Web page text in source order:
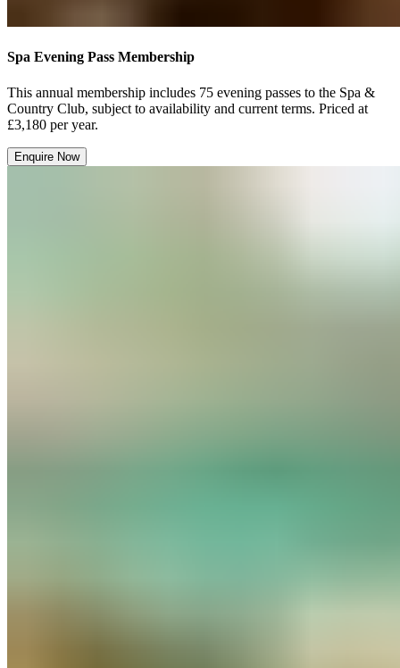
Spa Evening Pass Membership​​​​‌ ‍ ​‍​‍‌‍ ‌ ​‍‌‍‍‌‌‍‌ ‌‍‍‌‌‍ ‍​‍​‍​ ‍‍​‍​‍‌ ​ ‌‍​‌‌‍ ‍‌‍‍‌‌ ‌​‌ ‍‌​‍ ‍‌‍‍‌‌‍ ​‍​‍​‍ ​​‍​‍‌‍‍​‌ ​‍‌‍‌‌‌‍‌‍​‍​‍​ ‍‍​‍​‍‌‍‍​‌ ‌​‌ ‌​‌ ​​‌ ​ ​ ‍‍​‍ ​‍ ‌‍ ​​‍ ‌‌‍​‌‌‍ ‍‌‍‌​​‍ ‌‌ ​‍​‍ ‌‌‍‍​‌‍ ‌ ‌​‌‍‌‌‌‍ ​‌ ​ ​‍ ‌‌ ​ ‌ ‌​‌ ‌‌‌‍‌​‌‍‍‌‌‍ ​‍ ‍‌ ‌‍‌‍‌‌‌ ​‍‌‍​ ‌‍‌‌‌‍ ​​‍ ‍‌‍​‌‌ ​​‌ ​​​‍ ‌‍‍‌‌‍ ‍‌ ‌​‌‍‌‌‌‍ ‍‌ ‌​​‍ ‌‍‌‌‌‍‌​‌‍‍‌‌ ‌​​‍ ‌‍ ‌‌‍ ‌‍‌​‌‍‌‌​ ‌‌ ​​‌ ​‍‌‍‌‌‌ ​ ‌‍‌‌‌‍ ‍‌ ‌​‌‍​‌‌ ‌​‌‍‍‌‌‍ ‌‍ ‍​ ‍ ‌‍‍‌‌‍‌​​ ‌‌‍​‍​ ‍‌​ ‍‌‌‍‌​‌‍​‌​ ‍​​ ‌‍​ ‌​​‍ ‌​ ‌​​ ‌ ‌‍‌‌​ ‌‌​‍ ‌​ ‌​​ ‌‍​ ​​​ ​ ​‍ ‌​ ‍​​ ​‌​ ‌‍​ ‌ ​‍ ‌​ ​‌​ ‌‍​ ​ ‌‍​‌‌‍‌‍​ ‍​​ ​‌‌‍​‍​ ‍‌​ ​​‌‍‌‌‌‍​ ​ ‍ ‌ ‌​‌ ‍‌‌ ​​‌‍‌‌​ ‌‌‍‍​‌‍ ‌ ‌​‌‍‌‌‌‍ ​‌‌​ ‌‍‍‌‌ ‌​‌‍‌‌‌‌​​‌‍​‌‌‍‌ ‌‍‌‌​ ‍ ‌ ​​‌‍​‌‌ ‌​‌‍‍​​ ‌‌ ​​‌‍​‌‌‍‌ ‌‍‌‌‌​​‍‌ ‌‌‌‍‍‌‌‍ ​‌‍‌​‌‍‌‌‌ ​‍​‍‌‌​ ‌‌‌​​‍‌‌ ‌‍‍ ‌‍‌‌‌ ‍‌​‍‌‌​ ​ ‌​‌​​‍‌‌​ ​ ‌​‌​​‍‌‌​ ​‍​ ​‍‌‍‌‌​ ​​‌‍​‌‌‍‌‌​ ‌‌‌‍‌‍​ ​‍‌‍​ ‌‍‌‌‌‍‌‌​ ‌‌​ ‍​​‍‌‌​ ​‍​ ​‍​‍‌‌​ ‌‌‌​‌​​‍ ‍‌‍​ ‌‍ ‌‍ ‍‌ ‌​‌‍‌‌‌‍ ‍‌ ‌​​‍‌‌​ ‌‌‌​​‍‌‌ ‌‍‍ ‌‍‌‌‌ ‍‌​‍‌‌​ ​ ‌​‌​​‍‌‌​ ​ ‌​‌​​‍‌‌​ ​‍​ ​‍​ ‌​​ ‌ ‌‍​‍​ ​‍​ ‍‌‌‍​ ‌‍​‍‌‍‌‌​ ‌‍​ ‌‍‌‍‌‍​ ‌​​‍‌‌​ ​‍​ ​‍​‍‌‌​ ‌‌‌​‌​​‍ ‍‌ ‌​‌‍‍‌‌ ‌​‌‍ ​‌‍‌‌​ ‌‍​‍‌‍​‌‌ ​ ‌‍‌‌‌‌‌‌‌ ​‍‌‍ ​​ ‌‌‍‍​‌ ‌​‌ ‌​‌ ​​‌ ​ ​‍‌‌​ ​ ‌​​‌​‍‌‌​ ​‍‌​‌‍​‍‌‌​ ​‍‌​‌‍‌‍ ​​‍ ‌‌‍​‌‌‍ ‍‌‍‌​​‍ ‌‌ ​‍​‍ ‌‌‍‍​‌‍ ‌ ‌​‌‍‌‌‌‍ ​‌ ​ ​‍ ‌‌ ​ ‌ ‌​‌ ‌‌‌‍‌​‌‍‍‌‌‍ ​‍ ‍‌ ‌‍‌‍‌‌‌ ​‍‌‍​ ‌‍‌‌‌‍ ​​‍ ‍‌‍​‌‌ ​​‌ ​​​‍‌‍‌‍‍‌‌‍‌​​ ‌‌‍​‍​ ‍‌​ ‍‌‌‍‌​‌‍​‌​ ‍​​ ‌‍​ ‌​​‍ ‌​ ‌​​ ‌ ‌‍‌‌​ ‌‌​‍ ‌​ ‌​​ ‌‍​ ​​​ ​ ​‍ ‌​ ‍​​ ​‌​ ‌‍​ ‌ ​‍ ‌​ ​‌​ ‌‍​ ​ ‌‍​‌‌‍‌‍​ ‍​​ ​‌‌‍​‍​ ‍‌​ ​​‌‍‌‌‌‍​ ​‍‌‍‌ ‌​‌ ‍‌‌ ​​‌‍‌‌​ ‌‌‍‍​‌‍ ‌ ‌​‌‍‌‌‌‍ ​‌‌​ ‌‍‍‌‌ ‌​‌‍‌‌‌‌​​‌‍​‌‌‍‌ ‌‍‌‌​‍‌‍‌ ​​‌‍​‌‌ ‌​‌‍‍​​ ‌‌ ​​‌‍​‌‌‍‌ ‌‍‌‌‌​​‍‌ ‌‌‌‍‍‌‌‍ ​‌‍‌​‌‍‌‌‌ ​‍​‍‌‌​ ‌‌‌​​‍‌‌ ‌‍‍ ‌‍‌‌‌ ‍‌​‍‌‌​ ​ ‌​‌​​‍‌‌​ ​ ‌​‌​​‍‌‌​ ​‍​ ​‍‌‍‌‌​ ​​‌‍​‌‌‍‌‌​ ‌‌‌‍‌‍​ ​‍‌‍​ ‌‍‌‌‌‍‌‌​ ‌‌​ ‍​​‍‌‌​ ​‍​ ​‍​‍‌‌​ ‌‌‌​‌​​‍ ‍‌‍​ ‌‍ ‌‍ ‍‌ ‌​‌‍‌‌‌‍ ‍‌ ‌​​‍‌‌​ ‌‌‌​​‍‌‌ ‌‍‍ ‌‍‌‌‌ ‍‌​‍‌‌​ ​ ‌​‌​​‍‌‌​ ​ ‌​‌​​‍‌‌​ ​‍​ ​‍​ ‌​​ ‌ ‌‍​‍​ ​‍​ ‍‌‌‍​ ‌‍​‍‌‍‌‌​ ‌‍​ ‌‍‌‍‌‍​ ‌​​‍‌‌​ ​‍​ ​‍​‍‌‌​ ‌‌‌​‌​​‍ ‍‌ ‌​‌‍‍‌‌ ‌​‌‍ ​‌‍‌‌​‍‌‍‌ ​​‌‍‌‌‌ ​‍‌ ​ ‌ ​​‌‍‌‌‌‍​ ‌ ‌​‌‍‍‌‌ ‌‍‌‍‌‌​ ‌‌ ​​‌ ‌‌‌‍​‍‌‍ ​‌‍‍‌‌ ​ ‌‍‍​‌‍‌‌‌‍‌​​‍​‍‌ ‌
This annual membership ​​​​‌ ‍ ​‍​‍‌‍ ‌ ​‍‌‍‍‌‌‍‌ ‌‍‍‌‌‍ ‍​‍​‍​ ‍‍​‍​‍‌ ​ ‌‍​‌‌‍ ‍‌‍‍‌‌ ‌​‌ ‍‌​‍ ‍‌‍‍‌‌‍ ​‍​‍​‍ ​​‍​‍‌‍‍​‌ ​‍‌‍‌‌‌‍‌‍​‍​‍​ ‍‍​‍​‍‌‍‍​‌ ‌​‌ ‌​‌ ​​‌ ​ ​ ‍‍​‍ ​‍ ‌‍ ​​‍ ‌‌‍​‌‌‍ ‍‌‍‌​​‍ ‌‌ ​‍​‍ ‌‌‍‍​‌‍ ‌ ‌​‌‍‌‌‌‍ ​‌ ​ ​‍ ‌‌ ​ ‌ ‌​‌ ‌‌‌‍‌​‌‍‍‌‌‍ ​‍ ‍‌ ‌‍‌‍‌‌‌ ​‍‌‍​ ‌‍‌‌‌‍ ​​‍ ‍‌‍​‌‌ ​​‌ ​​​‍ ‌‍‍‌‌‍ ‍‌ ‌​‌‍‌‌‌‍ ‍‌ ‌​​‍ ‌‍‌‌‌‍‌​‌‍‍‌‌ ‌​​‍ ‌‍ ‌‌‍ ‌‍‌​‌‍‌‌​ ‌‌ ​​‌ ​‍‌‍‌‌‌ ​ ‌‍‌‌‌‍ ‍‌ ‌​‌‍​‌‌ ‌​‌‍‍‌‌‍ ‌‍ ‍​ ‍ ‌‍‍‌‌‍‌​​ ‌‌‍​‍​ ‍‌​ ‍‌‌‍‌​‌‍​‌​ ‍​​ ‌‍​ ‌​​‍ ‌​ ‌​​ ‌ ‌‍‌‌​ ‌‌​‍ ‌​ ‌​​ ‌‍​ ​​​ ​ ​‍ ‌​ ‍​​ ​‌​ ‌‍​ ‌ ​‍ ‌​ ​‌​ ‌‍​ ​ ‌‍​‌‌‍‌‍​ ‍​​ ​‌‌‍​‍​ ‍‌​ ​​‌‍‌‌‌‍​ ​ ‍ ‌ ‌​‌ ‍‌‌ ​​‌‍‌‌​ ‌‌‍‍​‌‍ ‌ ‌​‌‍‌‌‌‍ ​‌‌​ ‌‍‍‌‌ ‌​‌‍‌‌‌‌​​‌‍​‌‌‍‌ ‌‍‌‌​ ‍ ‌ ​​‌‍​‌‌ ‌​‌‍‍​​ ‌‌ ​​‌‍​‌‌‍‌ ‌‍‌‌‌​​‍‌ ‌‌‌‍‍‌‌‍ ​‌‍‌​‌‍‌‌‌ ​‍​‍‌‌​ ‌‌‌​​‍‌‌ ‌‍‍ ‌‍‌‌‌ ‍‌​‍‌‌​ ​ ‌​‌​​‍‌‌​ ​ ‌​‌​​‍‌‌​ ​‍​ ​‍​ ​‌​ ‌‍​ ​ ​ ‌ ‌‍​‌​ ​ ​ ​‌​ ‌‌​ ​‍​ ‌‌‌‍‌​​ ‌​​‍‌‌​ ​‍​ ​‍​‍‌‌​ ‌‌‌​‌​​‍ ‍‌ ​ ‌‍‌‌‌‍​ ‌ ‌​‌‍‍‌‌‍ ‌‍ ‍‌ ​ ​‍‌‌​ ‌‌‌​​‍‌‌ ‌‍‍ ‌‍‌‌‌ ‍‌​‍‌‌​ ​ ‌​‌​​‍‌‌​ ​ ‌​‌​​‍‌‌​ ​‍​ ​‍​ ​‌​ ‌​​ ‍‌​ ‌​​ ‌ ​ ‌‌‌‍‌‌​ ​ ​ ​​​ ‍‌​ ‍‌‌‍‌‍​‍‌‌​ ​‍​ ​‍​‍‌‌​ ‌‌‌​‌​​‍ ‍‌‍​‍‌‍ ‌‍‌​‌ ‍‌​‍‌‌​ ‌‌‌​​‍‌‌ ‌‍‍ ‌‍‌‌‌ ‍‌​‍‌‌​ ​ ‌​‌​​‍‌‌​ ​ ‌​‌​​‍‌‌​ ​‍​ ​‍​ ‍​‌‍‌​‌‍‌‌‌‍​‍​ ‌ ​ ​​​ ​ ​ ​‍‌‍‌‍‌‍‌‍​ ​‌​ ‍‌​‍‌‌​ ​‍​ ​‍​‍‌‌​ ‌‌‌​‌​​‍ ‍‌‍​ ‌‍‍​‌‍‍‌‌‍ ​‌‍‌​‌ ​‍‌‍‌‌‌‍ ‍​‍‌‌​ ‌‌‌​​‍‌‌ ‌‍‍ ‌‍‌‌‌ ‍‌​‍‌‌​ ​ ‌​‌​​‍‌‌​ ​ ‌​‌​​‍‌‌​ ​‍​ ​‍‌‍​‍‌‍​‌‌‍‌‌‌‍‌​​ ‍‌​ ‌​​ ‍​‌‍​‍‌‍‌​‌‍​ ​ ‌‌​ ‍​​‍‌‌​ ​‍​ ​‍​‍‌‌​ ‌‌‌​‌​​‍ ‍‌ ‌​‌‍‌‌‌ ‍​‌ ‌​​ ‌‍​‍‌‍​‌‌ ​ ‌‍‌‌‌‌‌‌‌ ​‍‌‍ ​​ ‌‌‍‍​‌ ‌​‌ ‌​‌ ​​‌ ​ ​‍‌‌​ ​ ‌​​‌​‍‌‌​ ​‍‌​‌‍​‍‌‌​ ​‍‌​‌‍‌‍ ​​‍ ‌‌‍​‌‌‍ ‍‌‍‌​​‍ ‌‌ ​‍​‍ ‌‌‍‍​‌‍ ‌ ‌​‌‍‌‌‌‍ ​‌ ​ ​‍ ‌‌ ​ ‌ ‌​‌ ‌‌‌‍‌​‌‍‍‌‌‍ ​‍ ‍‌ ‌‍‌‍‌‌‌ ​‍‌‍​ ‌‍‌‌‌‍ ​​‍ ‍‌‍​‌‌ ​​‌ ​​​‍‌‍‌‍‍‌‌‍‌​​ ‌‌‍​‍​ ‍‌​ ‍‌‌‍‌​‌‍​‌​ ‍​​ ‌‍​ ‌​​‍ ‌​ ‌​​ ‌ ‌‍‌‌​ ‌‌​‍ ‌​ ‌​​ ‌‍​ ​​​ ​ ​‍ ‌​ ‍​​ ​‌​ ‌‍​ ‌ ​‍ ‌​ ​‌​ ‌‍​ ​ ‌‍​‌‌‍‌‍​ ‍​​ ​‌‌‍​‍​ ‍‌​ ​​‌‍‌‌‌‍​ ​‍‌‍‌ ‌​‌ ‍‌‌ ​​‌‍‌‌​ ‌‌‍‍​‌‍ ‌ ‌​‌‍‌‌‌‍ ​‌‌​ ‌‍‍‌‌ ‌​‌‍‌‌‌‌​​‌‍​‌‌‍‌ ‌‍‌‌​‍‌‍‌ ​​‌‍​‌‌ ‌​‌‍‍​​ ‌‌ ​​‌‍​‌‌‍‌ ‌‍‌‌‌​​‍‌ ‌‌‌‍‍‌‌‍ ​‌‍‌​‌‍‌‌‌ ​‍​‍‌‌​ ‌‌‌​​‍‌‌ ‌‍‍ ‌‍‌‌‌ ‍‌​‍‌‌​ ​ ‌​‌​​‍‌‌​ ​ ‌​‌​​‍‌‌​ ​‍​ ​‍​ ​‌​ ‌‍​ ​ ​ ‌ ‌‍​‌​ ​ ​ ​‌​ ‌‌​ ​‍​ ‌‌‌‍‌​​ ‌​​‍‌‌​ ​‍​ ​‍​‍‌‌​ ‌‌‌​‌​​‍ ‍‌ ​ ‌‍‌‌‌‍​ ‌ ‌​‌‍‍‌‌‍ ‌‍ ‍‌ ​ ​‍‌‌​ ‌‌‌​​‍‌‌ ‌‍‍ ‌‍‌‌‌ ‍‌​‍‌‌​ ​ ‌​‌​​‍‌‌​ ​ ‌​‌​​‍‌‌​ ​‍​ ​‍​ ​‌​ ‌​​ ‍‌​ ‌​​ ‌ ​ ‌‌‌‍‌‌​ ​ ​ ​​​ ‍‌​ ‍‌‌‍‌‍​‍‌‌​ ​‍​ ​‍​‍‌‌​ ‌‌‌​‌​​‍ ‍‌‍​‍‌‍ ‌‍‌​‌ ‍‌​‍‌‌​ ‌‌‌​​‍‌‌ ‌‍‍ ‌‍‌‌‌ ‍‌​‍‌‌​ ​ ‌​‌​​‍‌‌​ ​ ‌​‌​​‍‌‌​ ​‍​ ​‍​ ‍​‌‍‌​‌‍‌‌‌‍​‍​ ‌ ​ ​​​ ​ ​ ​‍‌‍‌‍‌‍‌‍​ ​‌​ ‍‌​‍‌‌​ ​‍​ ​‍​‍‌‌​ ‌‌‌​‌​​‍ ‍‌‍​ ‌‍‍​‌‍‍‌‌‍ ​‌‍‌​‌ ​‍‌‍‌‌‌‍ ‍​‍‌‌​ ‌‌‌​​‍‌‌ ‌‍‍ ‌‍‌‌‌ ‍‌​‍‌‌​ ​ ‌​‌​​‍‌‌​ ​ ‌​‌​​‍‌‌​ ​‍​ ​‍‌‍​‍‌‍​‌‌‍‌‌‌‍‌​​ ‍‌​ ‌​​ ‍​‌‍​‍‌‍‌​‌‍​ ​ ‌‌​ ‍​​‍‌‌​ ​‍​ ​‍​‍‌‌​ ‌‌‌​‌​​‍ ‍‌ ‌​‌‍‌‌‌ ‍​‌ ‌​​‍‌‍‌ ​​‌‍‌‌‌ ​‍‌ ​ ‌ ​​‌‍‌‌‌‍​ ‌ ‌​‌‍‍‌‌ ‌‍‌‍‌‌​ ‌‌ ​​‌ ‌‌‌‍​‍‌‍ ​‌‍‍‌‌ ​ ‌‍‍​‌‍‌‌‌‍‌​​‍​‍‌ ‌includes 75 evening passes ​​​​‌ ‍ ​‍​‍‌‍ ‌ ​‍‌‍‍‌‌‍‌ ‌‍‍‌‌‍ ‍​‍​‍​ ‍‍​‍​‍‌ ​ ‌‍​‌‌‍ ‍‌‍‍‌‌ ‌​‌ ‍‌​‍ ‍‌‍‍‌‌‍ ​‍​‍​‍ ​​‍​‍‌‍‍​‌ ​‍‌‍‌‌‌‍‌‍​‍​‍​ ‍‍​‍​‍‌‍‍​‌ ‌​‌ ‌​‌ ​​‌ ​ ​ ‍‍​‍ ​‍ ‌‍ ​​‍ ‌‌‍​‌‌‍ ‍‌‍‌​​‍ ‌‌ ​‍​‍ ‌‌‍‍​‌‍ ‌ ‌​‌‍‌‌‌‍ ​‌ ​ ​‍ ‌‌ ​ ‌ ‌​‌ ‌‌‌‍‌​‌‍‍‌‌‍ ​‍ ‍‌ ‌‍‌‍‌‌‌ ​‍‌‍​ ‌‍‌‌‌‍ ​​‍ ‍‌‍​‌‌ ​​‌ ​​​‍ ‌‍‍‌‌‍ ‍‌ ‌​‌‍‌‌‌‍ ‍‌ ‌​​‍ ‌‍‌‌‌‍‌​‌‍‍‌‌ ‌​​‍ ‌‍ ‌‌‍ ‌‍‌​‌‍‌‌​ ‌‌ ​​‌ ​‍‌‍‌‌‌ ​ ‌‍‌‌‌‍ ‍‌ ‌​‌‍​‌‌ ‌​‌‍‍‌‌‍ ‌‍ ‍​ ‍ ‌‍‍‌‌‍‌​​ ‌‌‍​‍​ ‍‌​ ‍‌‌‍‌​‌‍​‌​ ‍​​ ‌‍​ ‌​​‍ ‌​ ‌​​ ‌ ‌‍‌‌​ ‌‌​‍ ‌​ ‌​​ ‌‍​ ​​​ ​ ​‍ ‌​ ‍​​ ​‌​ ‌‍​ ‌ ​‍ ‌​ ​‌​ ‌‍​ ​ ‌‍​‌‌‍‌‍​ ‍​​ ​‌‌‍​‍​ ‍‌​ ​​‌‍‌‌‌‍​ ​ ‍ ‌ ‌​‌ ‍‌‌ ​​‌‍‌‌​ ‌‌‍‍​‌‍ ‌ ‌​‌‍‌‌‌‍ ​‌‌​ ‌‍‍‌‌ ‌​‌‍‌‌‌‌​​‌‍​‌‌‍‌ ‌‍‌‌​ ‍ ‌ ​​‌‍​‌‌ ‌​‌‍‍​​ ‌‌ ​​‌‍​‌‌‍‌ ‌‍‌‌‌​​‍‌ ‌‌‌‍‍‌‌‍ ​‌‍‌​‌‍‌‌‌ ​‍​‍‌‌​ ‌‌‌​​‍‌‌ ‌‍‍ ‌‍‌‌‌ ‍‌​‍‌‌​ ​ ‌​‌​​‍‌‌​ ​ ‌​‌​​‍‌‌​ ​‍​ ​‍​ ​‌​ ‌‍​ ​ ​ ‌ ‌‍​‌​ ​ ​ ​‌​ ‌‌​ ​‍​ ‌‌‌‍‌​​ ‌​​‍‌‌​ ​‍​ ​‍​‍‌‌​ ‌‌‌​‌​​‍ ‍‌ ​ ‌‍‌‌‌‍​ ‌ ‌​‌‍‍‌‌‍ ‌‍ ‍‌ ​ ​‍‌‌​ ‌‌‌​​‍‌‌ ‌‍‍ ‌‍‌‌‌ ‍‌​‍‌‌​ ​ ‌​‌​​‍‌‌​ ​ ‌​‌​​‍‌‌​ ​‍​ ​‍​ ​‌​ ‌​​ ‍‌​ ‌​​ ‌ ​ ‌‌‌‍‌‌​ ​ ​ ​​​ ‍‌​ ‍‌‌‍‌‍​‍‌‌​ ​‍​ ​‍​‍‌‌​ ‌‌‌​‌​​‍ ‍‌‍​‍‌‍ ‌‍‌​‌ ‍‌​‍‌‌​ ‌‌‌​​‍‌‌ ‌‍‍ ‌‍‌‌‌ ‍‌​‍‌‌​ ​ ‌​‌​​‍‌‌​ ​ ‌​‌​​‍‌‌​ ​‍​ ​‍​ ​ ‌‍​ ​ ‍‌‌‍‌‍‌‍‌​‌‍​ ‌‍‌‍​ ‌‌​ ‌​​ ‌ ​ ‌‍​ ‍​​‍‌‌​ ​‍​ ​‍​‍‌‌​ ‌‌‌​‌​​‍ ‍‌‍​ ‌‍‍​‌‍‍‌‌‍ ​‌‍‌​‌ ​‍‌‍‌‌‌‍ ‍​‍‌‌​ ‌‌‌​​‍‌‌ ‌‍‍ ‌‍‌‌‌ ‍‌​‍‌‌​ ​ ‌​‌​​‍‌‌​ ​ ‌​‌​​‍‌‌​ ​‍​ ​‍‌‍‌​‌‍​ ​ ​‍​ ‌​​ ‍‌​ ‌​​ ‍‌‌‍​‍‌‍​ ​ ​​‌‍​‍​ ‌‌​‍‌‌​ ​‍​ ​‍​‍‌‌​ ‌‌‌​‌​​‍ ‍‌ ‌​‌‍‌‌‌ ‍​‌ ‌​​ ‌‍​‍‌‍​‌‌ ​ ‌‍‌‌‌‌‌‌‌ ​‍‌‍ ​​ ‌‌‍‍​‌ ‌​‌ ‌​‌ ​​‌ ​ ​‍‌‌​ ​ ‌​​‌​‍‌‌​ ​‍‌​‌‍​‍‌‌​ ​‍‌​‌‍‌‍ ​​‍ ‌‌‍​‌‌‍ ‍‌‍‌​​‍ ‌‌ ​‍​‍ ‌‌‍‍​‌‍ ‌ ‌​‌‍‌‌‌‍ ​‌ ​ ​‍ ‌‌ ​ ‌ ‌​‌ ‌‌‌‍‌​‌‍‍‌‌‍ ​‍ ‍‌ ‌‍‌‍‌‌‌ ​‍‌‍​ ‌‍‌‌‌‍ ​​‍ ‍‌‍​‌‌ ​​‌ ​​​‍‌‍‌‍‍‌‌‍‌​​ ‌‌‍​‍​ ‍‌​ ‍‌‌‍‌​‌‍​‌​ ‍​​ ‌‍​ ‌​​‍ ‌​ ‌​​ ‌ ‌‍‌‌​ ‌‌​‍ ‌​ ‌​​ ‌‍​ ​​​ ​ ​‍ ‌​ ‍​​ ​‌​ ‌‍​ ‌ ​‍ ‌​ ​‌​ ‌‍​ ​ ‌‍​‌‌‍‌‍​ ‍​​ ​‌‌‍​‍​ ‍‌​ ​​‌‍‌‌‌‍​ ​‍‌‍‌ ‌​‌ ‍‌‌ ​​‌‍‌‌​ ‌‌‍‍​‌‍ ‌ ‌​‌‍‌‌‌‍ ​‌‌​ ‌‍‍‌‌ ‌​‌‍‌‌‌‌​​‌‍​‌‌‍‌ ‌‍‌‌​‍‌‍‌ ​​‌‍​‌‌ ‌​‌‍‍​​ ‌‌ ​​‌‍​‌‌‍‌ ‌‍‌‌‌​​‍‌ ‌‌‌‍‍‌‌‍ ​‌‍‌​‌‍‌‌‌ ​‍​‍‌‌​ ‌‌‌​​‍‌‌ ‌‍‍ ‌‍‌‌‌ ‍‌​‍‌‌​ ​ ‌​‌​​‍‌‌​ ​ ‌​‌​​‍‌‌​ ​‍​ ​‍​ ​‌​ ‌‍​ ​ ​ ‌ ‌‍​‌​ ​ ​ ​‌​ ‌‌​ ​‍​ ‌‌‌‍‌​​ ‌​​‍‌‌​ ​‍​ ​‍​‍‌‌​ ‌‌‌​‌​​‍ ‍‌ ​ ‌‍‌‌‌‍​ ‌ ‌​‌‍‍‌‌‍ ‌‍ ‍‌ ​ ​‍‌‌​ ‌‌‌​​‍‌‌ ‌‍‍ ‌‍‌‌‌ ‍‌​‍‌‌​ ​ ‌​‌​​‍‌‌​ ​ ‌​‌​​‍‌‌​ ​‍​ ​‍​ ​‌​ ‌​​ ‍‌​ ‌​​ ‌ ​ ‌‌‌‍‌‌​ ​ ​ ​​​ ‍‌​ ‍‌‌‍‌‍​‍‌‌​ ​‍​ ​‍​‍‌‌​ ‌‌‌​‌​​‍ ‍‌‍​‍‌‍ ‌‍‌​‌ ‍‌​‍‌‌​ ‌‌‌​​‍‌‌ ‌‍‍ ‌‍‌‌‌ ‍‌​‍‌‌​ ​ ‌​‌​​‍‌‌​ ​ ‌​‌​​‍‌‌​ ​‍​ ​‍​ ​ ‌‍​ ​ ‍‌‌‍‌‍‌‍‌​‌‍​ ‌‍‌‍​ ‌‌​ ‌​​ ‌ ​ ‌‍​ ‍​​‍‌‌​ ​‍​ ​‍​‍‌‌​ ‌‌‌​‌​​‍ ‍‌‍​ ‌‍‍​‌‍‍‌‌‍ ​‌‍‌​‌ ​‍‌‍‌‌‌‍ ‍​‍‌‌​ ‌‌‌​​‍‌‌ ‌‍‍ ‌‍‌‌‌ ‍‌​‍‌‌​ ​ ‌​‌​​‍‌‌​ ​ ‌​‌​​‍‌‌​ ​‍​ ​‍‌‍‌​‌‍​ ​ ​‍​ ‌​​ ‍‌​ ‌​​ ‍‌‌‍​‍‌‍​ ​ ​​‌‍​‍​ ‌‌​‍‌‌​ ​‍​ ​‍​‍‌‌​ ‌‌‌​‌​​‍ ‍‌ ‌​‌‍‌‌‌ ‍​‌ ‌​​‍‌‍‌ ​​‌‍‌‌‌ ​‍‌ ​ ‌ ​​‌‍‌‌‌‍​ ‌ ‌​‌‍‍‌‌ ‌‍‌‍‌‌​ ‌‌ ​​‌ ‌‌‌‍​‍‌‍ ​‌‍‍‌‌ ​ ‌‍‍​‌‍‌‌‌‍‌​​‍​‍‌ ‌to the Spa & Country Club, subject to availability and current terms.​​​​‌ ‍ ​‍​‍‌‍ ‌ ​‍‌‍‍‌‌‍‌ ‌‍‍‌‌‍ ‍​‍​‍​ ‍‍​‍​‍‌ ​ ‌‍​‌‌‍ ‍‌‍‍‌‌ ‌​‌ ‍‌​‍ ‍‌‍‍‌‌‍ ​‍​‍​‍ ​​‍​‍‌‍‍​‌ ​‍‌‍‌‌‌‍‌‍​‍​‍​ ‍‍​‍​‍‌‍‍​‌ ‌​‌ ‌​‌ ​​‌ ​ ​ ‍‍​‍ ​‍ ‌‍ ​​‍ ‌‌‍​‌‌‍ ‍‌‍‌​​‍ ‌‌ ​‍​‍ ‌‌‍‍​‌‍ ‌ ‌​‌‍‌‌‌‍ ​‌ ​ ​‍ ‌‌ ​ ‌ ‌​‌ ‌‌‌‍‌​‌‍‍‌‌‍ ​‍ ‍‌ ‌‍‌‍‌‌‌ ​‍‌‍​ ‌‍‌‌‌‍ ​​‍ ‍‌‍​‌‌ ​​‌ ​​​‍ ‌‍‍‌‌‍ ‍‌ ‌​‌‍‌‌‌‍ ‍‌ ‌​​‍ ‌‍‌‌‌‍‌​‌‍‍‌‌ ‌​​‍ ‌‍ ‌‌‍ ‌‍‌​‌‍‌‌​ ‌‌ ​​‌ ​‍‌‍‌‌‌ ​ ‌‍‌‌‌‍ ‍‌ ‌​‌‍​‌‌ ‌​‌‍‍‌‌‍ ‌‍ ‍​ ‍ ‌‍‍‌‌‍‌​​ ‌‌‍​‍​ ‍‌​ ‍‌‌‍‌​‌‍​‌​ ‍​​ ‌‍​ ‌​​‍ ‌​ ‌​​ ‌ ‌‍‌‌​ ‌‌​‍ ‌​ ‌​​ ‌‍​ ​​​ ​ ​‍ ‌​ ‍​​ ​‌​ ‌‍​ ‌ ​‍ ‌​ ​‌​ ‌‍​ ​ ‌‍​‌‌‍‌‍​ ‍​​ ​‌‌‍​‍​ ‍‌​ ​​‌‍‌‌‌‍​ ​ ‍ ‌ ‌​‌ ‍‌‌ ​​‌‍‌‌​ ‌‌‍‍​‌‍ ‌ ‌​‌‍‌‌‌‍ ​‌‌​ ‌‍‍‌‌ ‌​‌‍‌‌‌‌​​‌‍​‌‌‍‌ ‌‍‌‌​ ‍ ‌ ​​‌‍​‌‌ ‌​‌‍‍​​ ‌‌ ​​‌‍​‌‌‍‌ ‌‍‌‌‌​​‍‌ ‌‌‌‍‍‌‌‍ ​‌‍‌​‌‍‌‌‌ ​‍​‍‌‌​ ‌‌‌​​‍‌‌ ‌‍‍ ‌‍‌‌‌ ‍‌​‍‌‌​ ​ ‌​‌​​‍‌‌​ ​ ‌​‌​​‍‌‌​ ​‍​ ​‍​ ​‌​ ‌‍​ ​ ​ ‌ ‌‍​‌​ ​ ​ ​‌​ ‌‌​ ​‍​ ‌‌‌‍‌​​ ‌​​‍‌‌​ ​‍​ ​‍​‍‌‌​ ‌‌‌​‌​​‍ ‍‌ ​ ‌‍‌‌‌‍​ ‌ ‌​‌‍‍‌‌‍ ‌‍ ‍‌ ​ ​‍‌‌​ ‌‌‌​​‍‌‌ ‌‍‍ ‌‍‌‌‌ ‍‌​‍‌‌​ ​ ‌​‌​​‍‌‌​ ​ ‌​‌​​‍‌‌​ ​‍​ ​‍​ ​‌​ ‌​​ ‍‌​ ‌​​ ‌ ​ ‌‌‌‍‌‌​ ​ ​ ​​​ ‍‌​ ‍‌‌‍‌‍​‍‌‌​ ​‍​ ​‍​‍‌‌​ ‌‌‌​‌​​‍ ‍‌‍​‍‌‍ ‌‍‌​‌ ‍‌​‍‌‌​ ‌‌‌​​‍‌‌ ‌‍‍ ‌‍‌‌‌ ‍‌​‍‌‌​ ​ ‌​‌​​‍‌‌​ ​ ‌​‌​​‍‌‌​ ​‍​ ​‍​ ​ ‌‍​ ​ ‍‌‌‍‌‍‌‍‌​‌‍​ ‌‍‌‍​ ‌‌​ ‌​​ ‌ ​ ‌‍​ ‍​​‍‌‌​ ​‍​ ​‍​‍‌‌​ ‌‌‌​‌​​‍ ‍‌‍​ ‌‍‍​‌‍‍‌‌‍ ​‌‍‌​‌ ​‍‌‍‌‌‌‍ ‍​‍‌‌​ ‌‌‌​​‍‌‌ ‌‍‍ ‌‍‌‌‌ ‍‌​‍‌‌​ ​ ‌​‌​​‍‌‌​ ​ ‌​‌​​‍‌‌​ ​‍​ ​‍‌‍‌​​ ‌‍‌‍​‌​ ‌‍​ ‌‌‌‍‌​​ ‌​​ ‍​​ ‍​‌‍‌‌‌‍​‌‌‍​‌​‍‌‌​ ​‍​ ​‍​‍‌‌​ ‌‌‌​‌​​‍ ‍‌ ‌​‌‍‌‌‌ ‍​‌ ‌​​ ‌‍​‍‌‍​‌‌ ​ ‌‍‌‌‌‌‌‌‌ ​‍‌‍ ​​ ‌‌‍‍​‌ ‌​‌ ‌​‌ ​​‌ ​ ​‍‌‌​ ​ ‌​​‌​‍‌‌​ ​‍‌​‌‍​‍‌‌​ ​‍‌​‌‍‌‍ ​​‍ ‌‌‍​‌‌‍ ‍‌‍‌​​‍ ‌‌ ​‍​‍ ‌‌‍‍​‌‍ ‌ ‌​‌‍‌‌‌‍ ​‌ ​ ​‍ ‌‌ ​ ‌ ‌​‌ ‌‌‌‍‌​‌‍‍‌‌‍ ​‍ ‍‌ ‌‍‌‍‌‌‌ ​‍‌‍​ ‌‍‌‌‌‍ ​​‍ ‍‌‍​‌‌ ​​‌ ​​​‍‌‍‌‍‍‌‌‍‌​​ ‌‌‍​‍​ ‍‌​ ‍‌‌‍‌​‌‍​‌​ ‍​​ ‌‍​ ‌​​‍ ‌​ ‌​​ ‌ ‌‍‌‌​ ‌‌​‍ ‌​ ‌​​ ‌‍​ ​​​ ​ ​‍ ‌​ ‍​​ ​‌​ ‌‍​ ‌ ​‍ ‌​ ​‌​ ‌‍​ ​ ‌‍​‌‌‍‌‍​ ‍​​ ​‌‌‍​‍​ ‍‌​ ​​‌‍‌‌‌‍​ ​‍‌‍‌ ‌​‌ ‍‌‌ ​​‌‍‌‌​ ‌‌‍‍​‌‍ ‌ ‌​‌‍‌‌‌‍ ​‌‌​ ‌‍‍‌‌ ‌​‌‍‌‌‌‌​​‌‍​‌‌‍‌ ‌‍‌‌​‍‌‍‌ ​​‌‍​‌‌ ‌​‌‍‍​​ ‌‌ ​​‌‍​‌‌‍‌ ‌‍‌‌‌​​‍‌ ‌‌‌‍‍‌‌‍ ​‌‍‌​‌‍‌‌‌ ​‍​‍‌‌​ ‌‌‌​​‍‌‌ ‌‍‍ ‌‍‌‌‌ ‍‌​‍‌‌​ ​ ‌​‌​​‍‌‌​ ​ ‌​‌​​‍‌‌​ ​‍​ ​‍​ ​‌​ ‌‍​ ​ ​ ‌ ‌‍​‌​ ​ ​ ​‌​ ‌‌​ ​‍​ ‌‌‌‍‌​​ ‌​​‍‌‌​ ​‍​ ​‍​‍‌‌​ ‌‌‌​‌​​‍ ‍‌ ​ ‌‍‌‌‌‍​ ‌ ‌​‌‍‍‌‌‍ ‌‍ ‍‌ ​ ​‍‌‌​ ‌‌‌​​‍‌‌ ‌‍‍ ‌‍‌‌‌ ‍‌​‍‌‌​ ​ ‌​‌​​‍‌‌​ ​ ‌​‌​​‍‌‌​ ​‍​ ​‍​ ​‌​ ‌​​ ‍‌​ ‌​​ ‌ ​ ‌‌‌‍‌‌​ ​ ​ ​​​ ‍‌​ ‍‌‌‍‌‍​‍‌‌​ ​‍​ ​‍​‍‌‌​ ‌‌‌​‌​​‍ ‍‌‍​‍‌‍ ‌‍‌​‌ ‍‌​‍‌‌​ ‌‌‌​​‍‌‌ ‌‍‍ ‌‍‌‌‌ ‍‌​‍‌‌​ ​ ‌​‌​​‍‌‌​ ​ ‌​‌​​‍‌‌​ ​‍​ ​‍​ ​ ‌‍​ ​ ‍‌‌‍‌‍‌‍‌​‌‍​ ‌‍‌‍​ ‌‌​ ‌​​ ‌ ​ ‌‍​ ‍​​‍‌‌​ ​‍​ ​‍​‍‌‌​ ‌‌‌​‌​​‍ ‍‌‍​ ‌‍‍​‌‍‍‌‌‍ ​‌‍‌​‌ ​‍‌‍‌‌‌‍ ‍​‍‌‌​ ‌‌‌​​‍‌‌ ‌‍‍ ‌‍‌‌‌ ‍‌​‍‌‌​ ​ ‌​‌​​‍‌‌​ ​ ‌​‌​​‍‌‌​ ​‍​ ​‍‌‍‌​​ ‌‍‌‍​‌​ ‌‍​ ‌‌‌‍‌​​ ‌​​ ‍​​ ‍​‌‍‌‌‌‍​‌‌‍​‌​‍‌‌​ ​‍​ ​‍​‍‌‌​ ‌‌‌​‌​​‍ ‍‌ ‌​‌‍‌‌‌ ‍​‌ ‌​​‍‌‍‌ ​​‌‍‌‌‌ ​‍‌ ​ ‌ ​​‌‍‌‌‌‍​ ‌ ‌​‌‍‍‌‌ ‌‍‌‍‌‌​ ‌‌ ​​‌ ‌‌‌‍​‍‌‍ ​‌‍‍‌‌ ​ ‌‍‍​‌‍‌‌‌‍‌​​‍​‍‌ Priced at £3,180 per year. ​​​​‌ ‍ ​‍​‍‌‍ ‌ ​‍‌‍‍‌‌‍‌ ‌‍‍‌‌‍ ‍​‍​‍​ ‍‍​‍​‍‌ ​ ‌‍​‌‌‍ ‍‌‍‍‌‌ ‌​‌ ‍‌​‍ ‍‌‍‍‌‌‍ ​‍​‍​‍ ​​‍​‍‌‍‍​‌ ​‍‌‍‌‌‌‍‌‍​‍​‍​ ‍‍​‍​‍‌‍‍​‌ ‌​‌ ‌​‌ ​​‌ ​ ​ ‍‍​‍ ​‍ ‌‍ ​​‍ ‌‌‍​‌‌‍ ‍‌‍‌​​‍ ‌‌ ​‍​‍ ‌‌‍‍​‌‍ ‌ ‌​‌‍‌‌‌‍ ​‌ ​ ​‍ ‌‌ ​ ‌ ‌​‌ ‌‌‌‍‌​‌‍‍‌‌‍ ​‍ ‍‌ ‌‍‌‍‌‌‌ ​‍‌‍​ ‌‍‌‌‌‍ ​​‍ ‍‌‍​‌‌ ​​‌ ​​​‍ ‌‍‍‌‌‍ ‍‌ ‌​‌‍‌‌‌‍ ‍‌ ‌​​‍ ‌‍‌‌‌‍‌​‌‍‍‌‌ ‌​​‍ ‌‍ ‌‌‍ ‌‍‌​‌‍‌‌​ ‌‌ ​​‌ ​‍‌‍‌‌‌ ​ ‌‍‌‌‌‍ ‍‌ ‌​‌‍​‌‌ ‌​‌‍‍‌‌‍ ‌‍ ‍​ ‍ ‌‍‍‌‌‍‌​​ ‌‌‍​‍​ ‍‌​ ‍‌‌‍‌​‌‍​‌​ ‍​​ ‌‍​ ‌​​‍ ‌​ ‌​​ ‌ ‌‍‌‌​ ‌‌​‍ ‌​ ‌​​ ‌‍​ ​​​ ​ ​‍ ‌​ ‍​​ ​‌​ ‌‍​ ‌ ​‍ ‌​ ​‌​ ‌‍​ ​ ‌‍​‌‌‍‌‍​ ‍​​ ​‌‌‍​‍​ ‍‌​ ​​‌‍‌‌‌‍​ ​ ‍ ‌ ‌​‌ ‍‌‌ ​​‌‍‌‌​ ‌‌‍‍​‌‍ ‌ ‌​‌‍‌‌‌‍ ​‌‌​ ‌‍‍‌‌ ‌​‌‍‌‌‌‌​​‌‍​‌‌‍‌ ‌‍‌‌​ ‍ ‌ ​​‌‍​‌‌ ‌​‌‍‍​​ ‌‌ ​​‌‍​‌‌‍‌ ‌‍‌‌‌​​‍‌ ‌‌‌‍‍‌‌‍ ​‌‍‌​‌‍‌‌‌ ​‍​‍‌‌​ ‌‌‌​​‍‌‌ ‌‍‍ ‌‍‌‌‌ ‍‌​‍‌‌​ ​ ‌​‌​​‍‌‌​ ​ ‌​‌​​‍‌‌​ ​‍​ ​‍‌‍‌‌​ ​​‌‍​‌‌‍‌‌​ ‌‌‌‍‌‍​ ​‍‌‍​ ‌‍‌‌‌‍‌‌​ ‌‌​ ‍​​‍‌‌​ ​‍​ ​‍​‍‌‌​ ‌‌‌​‌​​‍ ‍‌‍​ ‌‍ ‌‍ ‍‌ ‌​‌‍‌‌‌‍ ‍‌ ‌​​‍‌‌​ ‌‌‌​​‍‌‌ ‌‍‍ ‌‍‌‌‌ ‍‌​‍‌‌​ ​ ‌​‌​​‍‌‌​ ​ ‌​‌​​‍‌‌​ ​‍​ ​‍​ ‌​​ ‌ ‌‍​‍​ ​‍​ ‍‌‌‍​ ‌‍​‍‌‍‌‌​ ‌‍​ ‌‍‌‍‌‍​ ‌​​‍‌‌​ ​‍​ ​‍​‍‌‌​ ‌‌‌​‌​​‍ ‍‌‍‌‌‌ ‍​‌‍​ ‌‍‌‌‌ ​‍‌ ​​‌ ‌​​ ‌‍​‍‌‍​‌‌ ​ ‌‍‌‌‌‌‌‌‌ ​‍‌‍ ​​ ‌‌‍‍​‌ ‌​‌ ‌​‌ ​​‌ ​ ​‍‌‌​ ​ ‌​​‌​‍‌‌​ ​‍‌​‌‍​‍‌‌​ ​‍‌​‌‍‌‍ ​​‍ ‌‌‍​‌‌‍ ‍‌‍‌​​‍ ‌‌ ​‍​‍ ‌‌‍‍​‌‍ ‌ ‌​‌‍‌‌‌‍ ​‌ ​ ​‍ ‌‌ ​ ‌ ‌​‌ ‌‌‌‍‌​‌‍‍‌‌‍ ​‍ ‍‌ ‌‍‌‍‌‌‌ ​‍‌‍​ ‌‍‌‌‌‍ ​​‍ ‍‌‍​‌‌ ​​‌ ​​​‍‌‍‌‍‍‌‌‍‌​​ ‌‌‍​‍​ ‍‌​ ‍‌‌‍‌​‌‍​‌​ ‍​​ ‌‍​ ‌​​‍ ‌​ ‌​​ ‌ ‌‍‌‌​ ‌‌​‍ ‌​ ‌​​ ‌‍​ ​​​ ​ ​‍ ‌​ ‍​​ ​‌​ ‌‍​ ‌ ​‍ ‌​ ​‌​ ‌‍​ ​ ‌‍​‌‌‍‌‍​ ‍​​ ​‌‌‍​‍​ ‍‌​ ​​‌‍‌‌‌‍​ ​‍‌‍‌ ‌​‌ ‍‌‌ ​​‌‍‌‌​ ‌‌‍‍​‌‍ ‌ ‌​‌‍‌‌‌‍ ​‌‌​ ‌‍‍‌‌ ‌​‌‍‌‌‌‌​​‌‍​‌‌‍‌ ‌‍‌‌​‍‌‍‌ ​​‌‍​‌‌ ‌​‌‍‍​​ ‌‌ ​​‌‍​‌‌‍‌ ‌‍‌‌‌​​‍‌ ‌‌‌‍‍‌‌‍ ​‌‍‌​‌‍‌‌‌ ​‍​‍‌‌​ ‌‌‌​​‍‌‌ ‌‍‍ ‌‍‌‌‌ ‍‌​‍‌‌​ ​ ‌​‌​​‍‌‌​ ​ ‌​‌​​‍‌‌​ ​‍​ ​‍‌‍‌‌​ ​​‌‍​‌‌‍‌‌​ ‌‌‌‍‌‍​ ​‍‌‍​ ‌‍‌‌‌‍‌‌​ ‌‌​ ‍​​‍‌‌​ ​‍​ ​‍​‍‌‌​ ‌‌‌​‌​​‍ ‍‌‍​ ‌‍ ‌‍ ‍‌ ‌​‌‍‌‌‌‍ ‍‌ ‌​​‍‌‌​ ‌‌‌​​‍‌‌ ‌‍‍ ‌‍‌‌‌ ‍‌​‍‌‌​ ​ ‌​‌​​‍‌‌​ ​ ‌​‌​​‍‌‌​ ​‍​ ​‍​ ‌​​ ‌ ‌‍​‍​ ​‍​ ‍‌‌‍​ ‌‍​‍‌‍‌‌​ ‌‍​ ‌‍‌‍‌‍​ ‌​​‍‌‌​ ​‍​ ​‍​‍‌‌​ ‌‌‌​‌​​‍ ‍‌‍‌‌‌ ‍​‌‍​ ‌‍‌‌‌ ​‍‌ ​​‌ ‌​​‍‌‍‌ ​​‌‍‌‌‌ ​‍‌ ​ ‌ ​​‌‍‌‌‌‍
Enquire Now​​​​‌ ‍ ​‍​‍‌‍ ‌ ​‍‌‍‍‌‌‍‌ ‌‍‍‌‌‍ ‍​‍​‍​ ‍‍​‍​‍‌ ​ ‌‍​‌‌‍ ‍‌‍‍‌‌ ‌​‌ ‍‌​‍ ‍‌‍‍‌‌‍ ​‍​‍​‍ ​​‍​‍‌‍‍​‌ ​‍‌‍‌‌‌‍‌‍​‍​‍​ ‍‍​‍​‍‌‍‍​‌ ‌​‌ ‌​‌ ​​‌ ​ ​ ‍‍​‍ ​‍ ‌‍ ​​‍ ‌‌‍​‌‌‍ ‍‌‍‌​​‍ ‌‌ ​‍​‍ ‌‌‍‍​‌‍ ‌ ‌​‌‍‌‌‌‍ ​‌ ​ ​‍ ‌‌ ​ ‌ ‌​‌ ‌‌‌‍‌​‌‍‍‌‌‍ ​‍ ‍‌ ‌‍‌‍‌‌‌ ​‍‌‍​ ‌‍‌‌‌‍ ​​‍ ‍‌‍​‌‌ ​​‌ ​​​‍ ‌‍‍‌‌‍ ‍‌ ‌​‌‍‌‌‌‍ ‍‌ ‌​​‍ ‌‍‌‌‌‍‌​‌‍‍‌‌ ‌​​‍ ‌‍ ‌‌‍ ‌‍‌​‌‍‌‌​ ‌‌ ​​‌ ​‍‌‍‌‌‌ ​ ‌‍‌‌‌‍ ‍‌ ‌​‌‍​‌‌ ‌​‌‍‍‌‌‍ ‌‍ ‍​ ‍ ‌‍‍‌‌‍‌​​ ‌‌‍​‍​ ‍‌​ ‍‌‌‍‌​‌‍​‌​ ‍​​ ‌‍​ ‌​​‍ ‌​ ‌​​ ‌ ‌‍‌‌​ ‌‌​‍ ‌​ ‌​​ ‌‍​ ​​​ ​ ​‍ ‌​ ‍​​ ​‌​ ‌‍​ ‌ ​‍ ‌​ ​‌​ ‌‍​ ​ ‌‍​‌‌‍‌‍​ ‍​​ ​‌‌‍​‍​ ‍‌​ ​​‌‍‌‌‌‍​ ​ ‍ ‌ ‌​‌ ‍‌‌ ​​‌‍‌‌​ ‌‌‍‍​‌‍ ‌ ‌​‌‍‌‌‌‍ ​‌‌​ ‌‍‍‌‌ ‌​‌‍‌‌‌‌​​‌‍​‌‌‍‌ ‌‍‌‌​ ‍ ‌ ​​‌‍​‌‌ ‌​‌‍‍​​ ‌‌ ​​‌‍​‌‌‍‌ ‌‍‌‌‌​​‍‌ ‌‌‌‍‍‌‌‍ ​‌‍‌​‌‍‌‌‌ ​‍​‍‌‌​ ‌‌‌​​‍‌‌ ‌‍‍ ‌‍‌‌‌ ‍‌​‍‌‌​ ​ ‌​‌​​‍‌‌​ ​ ‌​‌​​‍‌‌​ ​‍​ ​‍‌‍‌‌​ ​​‌‍​‌‌‍‌‌​ ‌‌‌‍‌‍​ ​‍‌‍​ ‌‍‌‌‌‍‌‌​ ‌‌​ ‍​​‍‌‌​ ​‍​ ​‍​‍‌‌​ ‌‌‌​‌​​‍ ‍‌‍​ ‌‍ ‌‍ ‍‌ ‌​‌‍‌‌‌‍ ‍‌ ‌​​‍‌‌​ ‌‌‌​​‍‌‌ ‌‍‍ ‌‍‌‌‌ ‍‌​‍‌‌​ ​ ‌​‌​​‍‌‌​ ​ ‌​‌​​‍‌‌​ ​‍​ ​‍​ ‌​​ ‌ ‌‍​‍​ ​‍​ ‍‌‌‍​ ‌‍​‍‌‍‌‌​ ‌‍​ ‌‍‌‍‌‍​ ‌​​‍‌‌​ ​‍​ ​‍​‍‌‌​ ‌‌‌​‌​​‍ ‍‌ ​​‌ ​‍‌‍‍‌‌‍ ‌‌‍​‌‌ ​‍‌ ‍‌‌​​ ‌ ‌​‌‍​‌​‍ ‍‌‍ ​‌‍​‌‌‍​‍‌‍‌‌‌‍ ​​ ‌‍​‍‌‍​‌‌ ​ ‌‍‌‌‌‌‌‌‌ ​‍‌‍ ​​ ‌‌‍‍​‌ ‌​‌ ‌​‌ ​​‌ ​ ​‍‌‌​ ​ ‌​​‌​‍‌‌​ ​‍‌​‌‍​‍‌‌​ ​‍‌​‌‍‌‍ ​​‍ ‌‌‍​‌‌‍ ‍‌‍‌​​‍ ‌‌ ​‍​‍ ‌‌‍‍​‌‍ ‌ ‌​‌‍‌‌‌‍ ​‌ ​ ​‍ ‌‌ ​ ‌ ‌​‌ ‌‌‌‍‌​‌‍‍‌‌‍ ​‍ ‍‌ ‌‍‌‍‌‌‌ ​‍‌‍​ ‌‍‌‌‌‍ ​​‍ ‍‌‍​‌‌ ​​‌ ​​​‍‌‍‌‍‍‌‌‍‌​​ ‌‌‍​‍​ ‍‌​ ‍‌‌‍‌​‌‍​‌​ ‍​​ ‌‍​ ‌​​‍ ‌​ ‌​​ ‌ ‌‍‌‌​ ‌‌​‍ ‌​ ‌​​ ‌‍​ ​​​ ​ ​‍ ‌​ ‍​​ ​‌​ ‌‍​ ‌ ​‍ ‌​ ​‌​ ‌‍​ ​ ‌‍​‌‌‍‌‍​ ‍​​ ​‌‌‍​‍​ ‍‌​ ​​‌‍‌‌‌‍​ ​‍‌‍‌ ‌​‌ ‍‌‌ ​​‌‍‌‌​ ‌‌‍‍​‌‍ ‌ ‌​‌‍‌‌‌‍ ​‌‌​ ‌‍‍‌‌ ‌​‌‍‌‌‌‌​​‌‍​‌‌‍‌ ‌‍‌‌​‍‌‍‌ ​​‌‍​‌‌ ‌​‌‍‍​​ ‌‌ ​​‌‍​‌‌‍‌ ‌‍‌‌‌​​‍‌ ‌‌‌‍‍‌‌‍ ​‌‍‌​‌‍‌‌‌ ​‍​‍‌‌​ ‌‌‌​​‍‌‌ ‌‍‍ ‌‍‌‌‌ ‍‌​‍‌‌​ ​ ‌​‌​​‍‌‌​ ​ ‌​‌​​‍‌‌​ ​‍​ ​‍‌‍‌‌​ ​​‌‍​‌‌‍‌‌​ ‌‌‌‍‌‍​ ​‍‌‍​ ‌‍‌‌‌‍‌‌​ ‌‌​ ‍​​‍‌‌​ ​‍​ ​‍​‍‌‌​ ‌‌‌​‌​​‍ ‍‌‍​ ‌‍ ‌‍ ‍‌ ‌​‌‍‌‌‌‍ ‍‌ ‌​​‍‌‌​ ‌‌‌​​‍‌‌ ‌‍‍ ‌‍‌‌‌ ‍‌​‍‌‌​ ​ ‌​‌​​‍‌‌​ ​ ‌​‌​​‍‌‌​ ​‍​ ​‍​ ‌​​ ‌ ‌‍​‍​ ​‍​ ‍‌‌‍​ ‌‍​‍‌‍‌‌​ ‌‍​ ‌‍‌‍‌‍​ ‌​​‍‌‌​ ​‍​ ​‍​‍‌‌​ ‌‌‌​‌​​‍ ‍‌ ​​‌ ​‍‌‍‍‌‌‍ ‌‌‍​‌‌ ​‍‌ ‍‌‌​​ ‌ ‌​‌‍​‌​‍ ‍‌‍ ​‌‍​‌‌‍​‍‌‍‌‌‌‍ ​​‍‌‍‌ ​​‌‍‌‌‌ ​‍‌ ​ ‌ ​​‌‍‌‌‌‍​ ‌ ‌​‌‍‍‌‌ ‌‍‌‍‌‌​ ‌‌ ​​‌ ‌‌‌‍​‍‌‍ ​‌‍‍‌‌ ​ ‌‍‍​‌‍‌‌‌‍‌​​‍​‍‌ ‌